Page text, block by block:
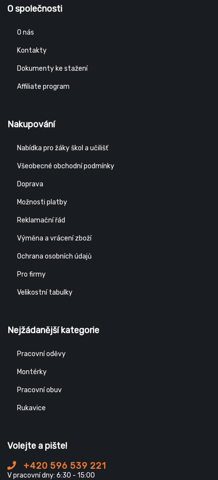
O společnosti
O nás
Kontakty
Dokumenty ke stažení
Affiliate program
Nakupování
Nabídka pro žáky škol a učilišť
Všeobecné obchodní podmínky
Doprava
Možnosti platby
Reklamační řád
Výměna a vrácení zboží
Ochrana osobních údajů
Pro firmy
Velikostní tabulky
Nejžádanější kategorie
Pracovní oděvy
Montérky
Pracovní obuv
Rukavice
Volejte a pište!
+420 596 539 221
V pracovní dny: 6:30 - 15:00